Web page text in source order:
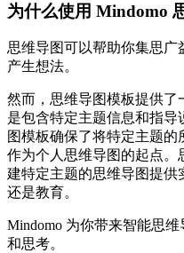
为什么使用 Mindomo
思维导图可以帮助你集思
产生想法。
然而，思维导图模板提供了
是包含特定主题信息和指
图模板确保了将特定主题
作为个人思维导图的起点。
建特定主题的思维导图提供
还是教育。
Mindomo 为你带来智能思
和思考。